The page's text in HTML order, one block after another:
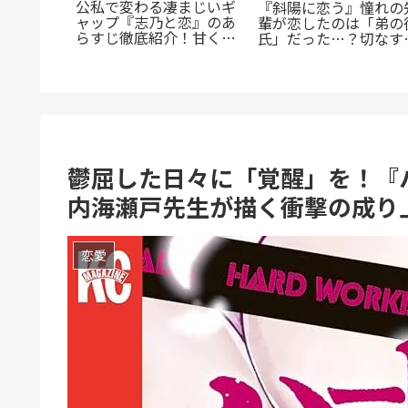
『群脳教室』の魅力を徹
底解説！教室が脳だら
け？衝撃サスペンスを今
『幼児A』5歳の殺人
犯、その瞳の奥に潜む
とは？ 衝撃作を徹底解
剖
鬱屈した日々に「覚醒」を！
内海瀬戸先生が描く衝撃の成
恋愛